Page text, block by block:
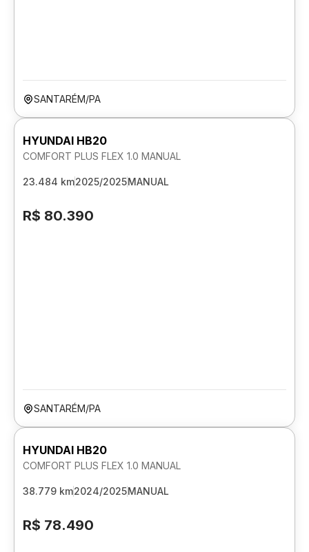
SANTARÉM/PA
HYUNDAI HB20
COMFORT PLUS FLEX 1.0 MANUAL
23.484 km2025/2025MANUAL
R$ 80.390
SANTARÉM/PA
HYUNDAI HB20
COMFORT PLUS FLEX 1.0 MANUAL
38.779 km2024/2025MANUAL
R$ 78.490